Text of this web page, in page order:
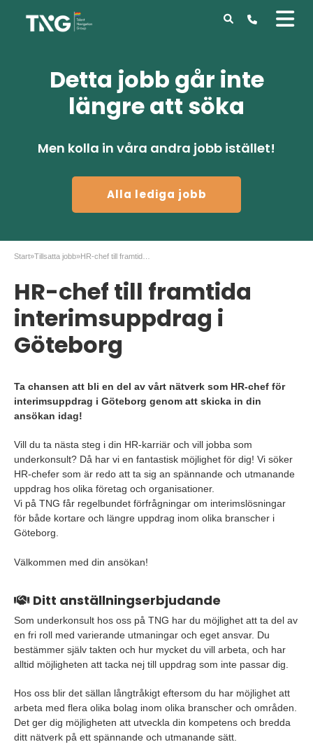
Detta jobb går inte
längre att söka
Men kolla in våra andra jobb istället!
Alla lediga jobb
Start»Tillsatta jobb»
HR-chef till framtida
interimsuppdrag i
Göteborg
Ta chansen att bli en del av vårt nätverk som HR-chef för
interimsuppdrag i Göteborg genom att skicka in din
ansökan idag!
Vill du ta nästa steg i din HR-karriär och vill jobba som
underkonsult? Då har vi en fantastisk möjlighet för dig! Vi söker
HR-chefer som är redo att ta sig an spännande och utmanande
uppdrag hos olika företag och organisationer.
Vi på TNG får regelbundet förfrågningar om interimslösningar
för både kortare och längre uppdrag inom olika branscher i
Göteborg.
Välkommen med din ansökan!
Ditt anställningserbjudande
Som underkonsult hos oss på TNG har du möjlighet att ta del av
en fri roll med varierande utmaningar och eget ansvar. Du
bestämmer själv takten och hur mycket du vill arbeta, och har
alltid möjligheten att tacka nej till uppdrag som inte passar dig.
Hos oss blir det sällan långtråkigt eftersom du har möjlighet att
arbeta med flera olika bolag inom olika branscher och områden.
Det ger dig möjligheten att utveckla din kompetens och bredda
ditt nätverk på ett spännande och utmanande sätt.